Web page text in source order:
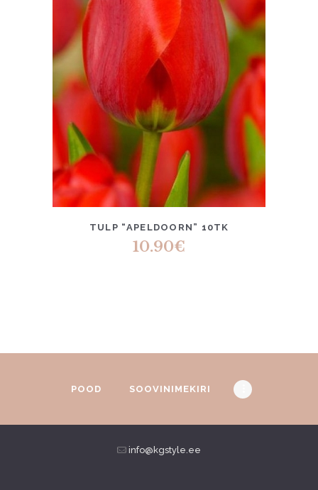
TULP “APELDOORN” 10TK
10.90€
POOD SOOVINIMEKIRI
info@kgstyle.ee